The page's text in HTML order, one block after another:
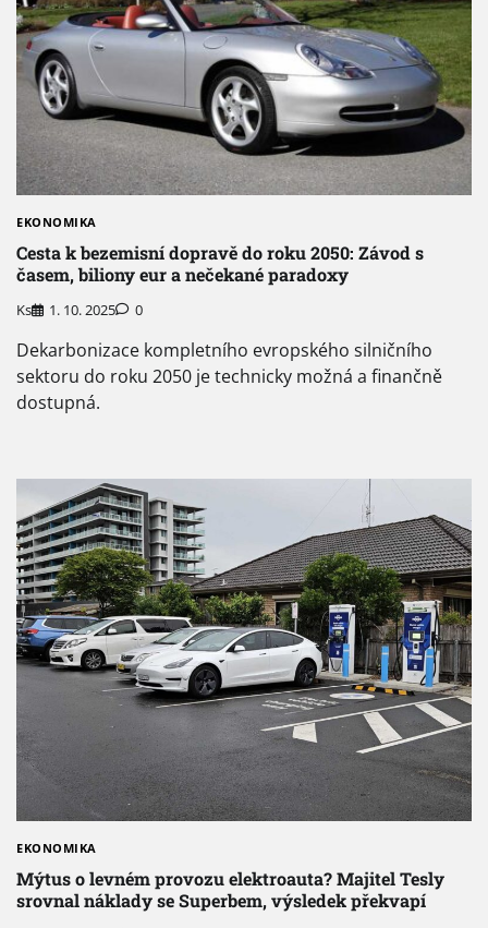
EKONOMIKA
Cesta k bezemisní dopravě do roku 2050: Závod s
časem, biliony eur a nečekané paradoxy
Ks 1. 10. 2025 0
Dekarbonizace kompletního evropského silničního
sektoru do roku 2050 je technicky možná a finančně
dostupná.
EKONOMIKA
Mýtus o levném provozu elektroauta? Majitel Tesly
srovnal náklady se Superbem, výsledek překvapí